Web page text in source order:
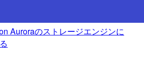
Auroraのストレージエンジンに